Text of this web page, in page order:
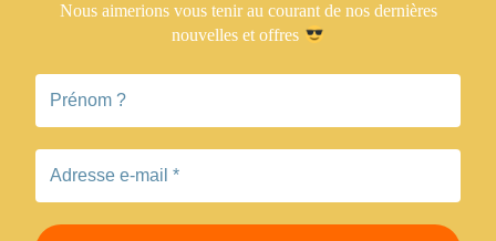
Nous aimerions vous tenir au courant de nos dernières
nouvelles et offres